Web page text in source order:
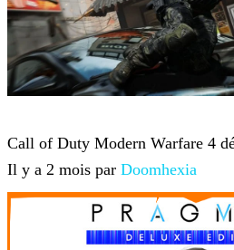
Call of Duty Modern Warfare 4
Il y a 2 mois par Doomhexia